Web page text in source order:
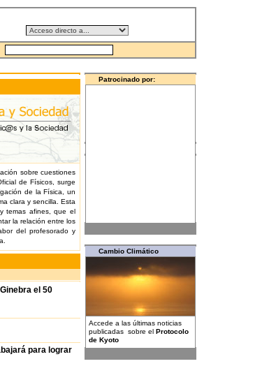
sobre cuestiones
de Físicos, surge
de la Física, un
clara y sencilla. Esta
temas afines, que el
la relación entre los
del profesorado y
el 50
para lograr
Patrocinado por:
Cambio Climático
Accede a las últimas noticias
publicadas sobre el Protocolo
de Kyoto